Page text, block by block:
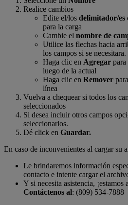
Realice cambios
Edite el/los delimitador/es
para la carga
Cambie el nombre de
Utilice las flechas hacia
los campos si se necesitara.
Haga clic en Agregar para
luego de la actual
Haga clic en Remover
línea
Vuelva a chequear si todos los
seleccionados
Si desea incluir otros campos
seleccionarlos.
Dé click en Guardar.
En caso de inconvenientes al cargar su
Le brindaremos información
contacto e intente cargar el
Y si necesita asistencia,
Contáctenos al: (809) 534-7888